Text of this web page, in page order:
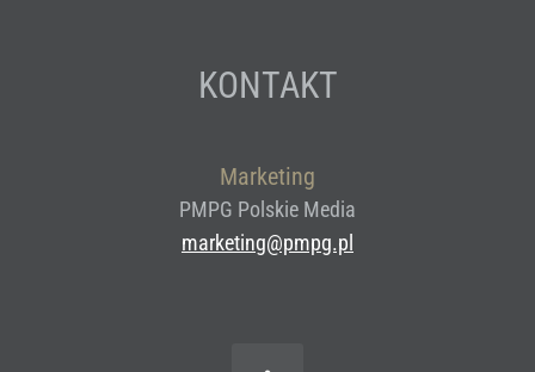
KONTAKT
Marketing
PMPG Polskie Media
marketing@pmpg.pl